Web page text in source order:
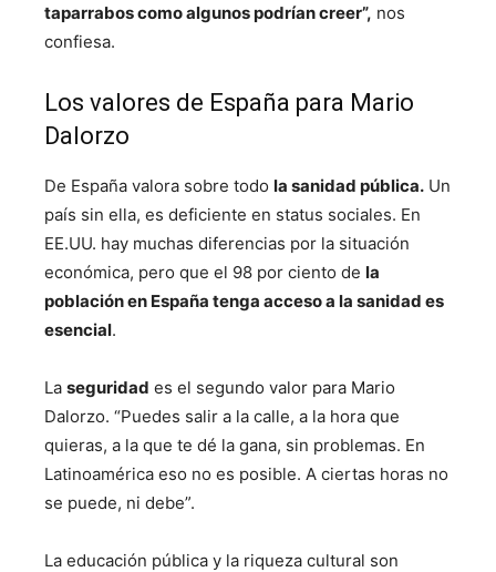
taparrabos como algunos podrían creer”, nos
confiesa.
Los valores de España para Mario
Dalorzo
De España valora sobre todo la sanidad pública. Un
país sin ella, es deficiente en status sociales. En
EE.UU. hay muchas diferencias por la situación
económica, pero que el 98 por ciento de la
población en España tenga acceso a la sanidad es
esencial.
La seguridad es el segundo valor para Mario
Dalorzo. “Puedes salir a la calle, a la hora que
quieras, a la que te dé la gana, sin problemas. En
Latinoamérica eso no es posible. A ciertas horas no
se puede, ni debe”.
La educación pública y la riqueza cultural son